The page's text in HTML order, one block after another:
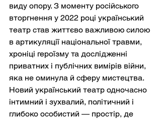
виду опору. З моменту російського
вторгнення у 2022 році український
театр став життєво важливою силою
в артикуляції національної травми,
хроніці героїзму та дослідженні
приватних і публічних вимірів війни,
яка не оминула й сферу мистецтва.
Новий український театр одночасно
інтимний і зухвалий, політичний і
глибоко особистий — простір, де